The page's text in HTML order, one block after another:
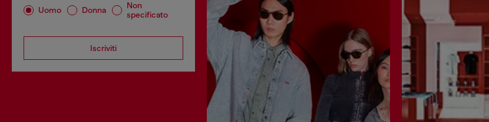
Uomo Donna
Non
specificato
Iscriviti